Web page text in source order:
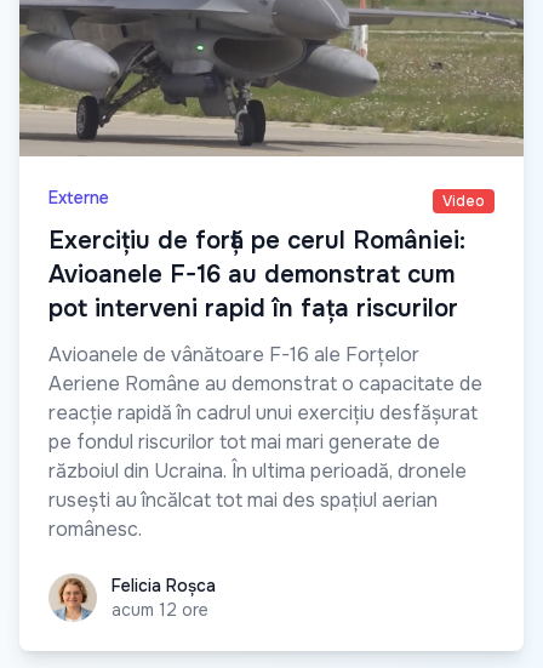
Externe Video
Exercițiu de forță pe cerul României:
Avioanele F-16 au demonstrat cum
pot interveni rapid în fața riscurilor
Avioanele de vânătoare F-16 ale Forțelor
Aeriene Române au demonstrat o capacitate de
reacție rapidă în cadrul unui exercițiu desfășurat
pe fondul riscurilor tot mai mari generate de
războiul din Ucraina. În ultima perioadă, dronele
rusești au încălcat tot mai des spațiul aerian
românesc.
Felicia RoșcaFelicia Roșca
acum 12 ore